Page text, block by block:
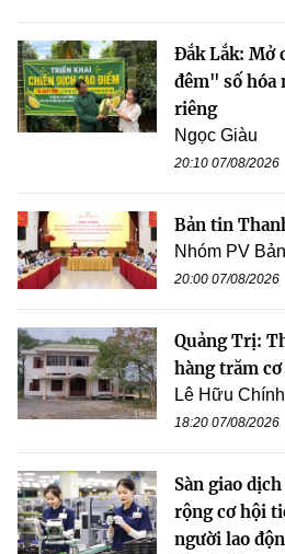
Đắk Lắk: Mở
đêm" số hóa
riêng
Ngọc Giàu
20:10 07/08/2026
Bản tin
Nhóm PV
20:00 07/08/2026
Quảng Trị:
hàng trăm
Lê Hữu Chính
18:20 07/08/2026
Sàn giao
rộng cơ hội
người lao